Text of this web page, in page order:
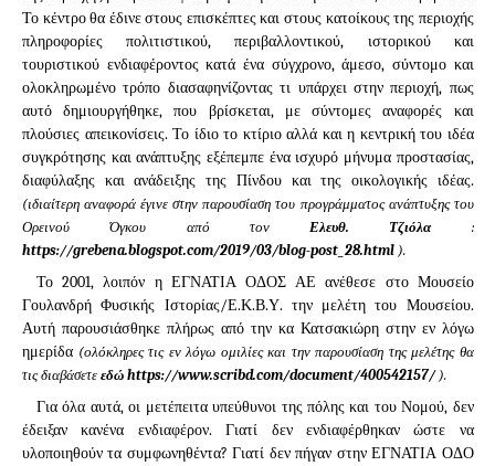
Το κέντρο θα έδινε στους επισκέπτες και στους κατοίκους της περιοχής
πληροφορίες πολιτιστι­κού, περιβαλλοντικού, ιστορικού και
τουριστικού ενδιαφέροντος κατά ένα σύγχρονο, άμεσο, σύντομο και
ολοκληρωμένο τρόπο διασαφηνίζοντας τι υπάρχει στην περιοχή, πως
αυτό δημιουρ­γήθηκε, που βρίσκεται, με σύντομες αναφορές και
πλούσιες απει­κονίσεις. Το ίδιο το κτίριο αλλά και η κεντρική του ιδέα
συγκρό­τησης και ανάπτυξης εξέπεμπε ένα ισχυρό μήνυμα προστασίας,
διαφύλαξης και ανάδειξης της Πίνδου και της οικολογικής ιδέας.
(ιδιαίτερη αναφορά έγινε στην παρουσίαση του προγράμματος ανάπτυξης του
Ορεινού Όγκου από τονΕλευθ. Τζιόλα:
https://grebena.blogspot.com/2019/03/blog-post_28.html ).
Το 2001, λοιπόν η ΕΓΝΑΤΙΑ ΟΔΟΣ ΑΕ ανέθεσε στο Μουσείο
Γουλανδρή Φυσικής Ιστορίας/Ε.Κ.Β.Υ. την μελέτη του Μουσείου.
Αυτή παρουσιάσθηκε πλήρως από την κα Κατσακιώρη στην εν λόγω
ημερίδα (ολόκληρες τις εν λόγω ομιλίες και την παρουσίαση της μελέτης θα
τις διαβάσετε εδώ https://www.scribd.com/document/400542157/).
Για όλα αυτά, οι μετέπειτα υπεύθυνοι της πόλης και του Νομού, δεν
έδειξαν κανένα ενδιαφέρον. Γιατί δεν ενδιαφέρθηκαν ώστε να
υλοποιηθούν τα συμφωνηθέντα? Γιατί δεν πήγαν στην ΕΓΝΑΤΙΑ ΟΔΟ